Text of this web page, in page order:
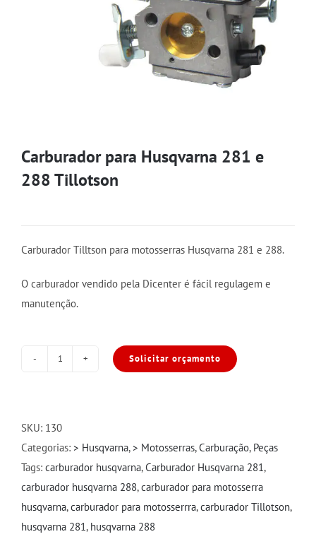
Carburador para Husqvarna 281 e
288 Tillotson
Carburador Tilltson para motosserras Husqvarna 281 e 288.
O carburador vendido pela Dicenter é fácil regulagem e
manutenção.
281
e
288
Tillotson
quantidade
Solicitar orçamento
SKU: 130
Categorias: > Husqvarna,> Motosserras,Carburação, Peças
Tags: carburador husqvarna,Carburador Husqvarna 281 ,
carburador husqvarna 288,carburador para motosserra
husqvarna,carburador para motosserrra,carburador Tillotson,
husqvarna 281 , husqvarna 288